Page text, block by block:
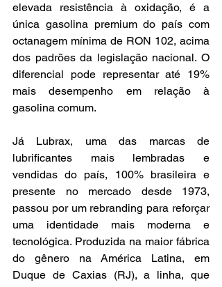
elevada resistência à oxidação, é a
única gasolina premium do país com
octanagem mínima de RON 102, acima
dos padrões da legislação nacional. O
diferencial pode representar até 19%
mais desempenho em relação à
gasolina comum.
Já Lubrax, uma das marcas de
lubrificantes mais lembradas e
vendidas do país, 100% brasileira e
presente no mercado desde 1973,
passou por um rebranding para reforçar
uma identidade mais moderna e
tecnológica. Produzida na maior fábrica
do gênero na América Latina, em
Duque de Caxias (RJ), a linha, que